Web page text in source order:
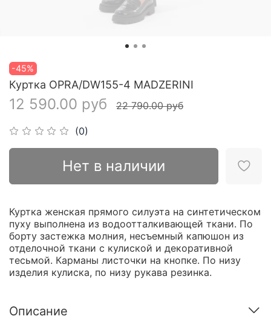
-45%
(0)
Куртка OPRA/DW155-4 MADZERINI
12 590.00 руб 22 790.00 руб
Нет в наличии
Куртка женская прямого силуэта на синтетическом
пуху выполнена из водоотталкивающей ткани. По
борту застежка молния, несъемный капюшон из
отделочной ткани с кулиской и декоративной
тесьмой. Карманы листочки на кнопке. По низу
изделия кулиска, по низу рукава резинка.
Описание